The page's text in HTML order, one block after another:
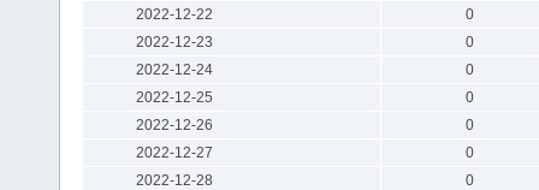
2022-12-22
0
2022-12-23
0
2022-12-24
0
2022-12-25
0
2022-12-26
0
2022-12-27
0
2022-12-28
0